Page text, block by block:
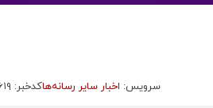
سرویس: اخبار سایر رسانه‌هاکدخبر: ۷۱۴۶۱۹